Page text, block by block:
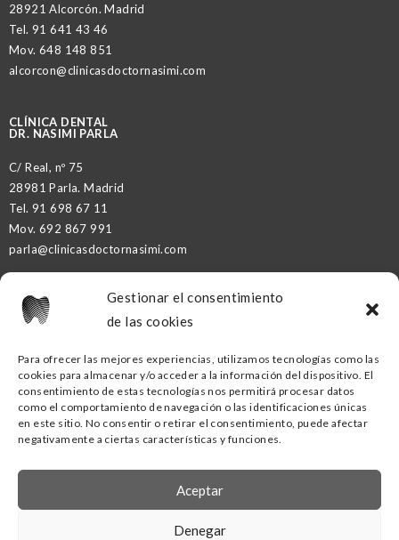
Gestionar el consentimiento
de las cookies
Para ofrecer las mejores experiencias, utilizamos tecnologías como las
cookies para almacenar y/o acceder a la información del dispositivo. El
consentimiento de estas tecnologías nos permitirá procesar datos
como el comportamiento de navegación o las identificaciones únicas
en este sitio. No consentir o retirar el consentimiento, puede afectar
negativamente a ciertas características y funciones.
Aceptar
Denegar
28921 Alcorcón. Madrid
Tel. 91 641 43 46
Mov. 648 148 851
alcorcon@clinicasdoctornasimi.com
CLÍNICA DENTAL
DR. NASIMI PARLA
C/ Real, nº 75
28981 Parla. Madrid
Tel. 91 698 67 11
Mov. 692 867 991
parla@clinicasdoctornasimi.com
DR. NASIMI PARTNER
CLÍNICA DENTAL DR. NASIMI GETAFE
C/ Ramón y Cajal, nº16
28902 Getafe. Madrid
getafe@clinicasdoctornasimi.com